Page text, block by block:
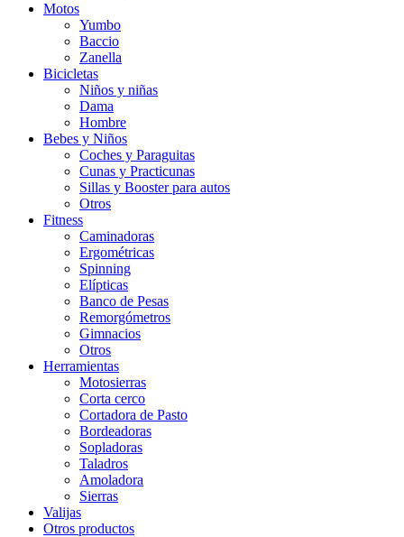
Motos
Yumbo
Baccio
Zanella
Bicicletas
Niños y niñas
Dama
Hombre
Bebes y Niños
Coches y Paraguitas
Cunas y Practicunas
Sillas y Booster para autos
Otros
Fitness
Caminadoras
Ergométricas
Spinning
Elípticas
Banco de Pesas
Remorgómetros
Gimnacios
Otros
Herramientas
Motosierras
Corta cerco
Cortadora de Pasto
Bordeadoras
Sopladoras
Taladros
Amoladora
Sierras
Valijas
Otros productos